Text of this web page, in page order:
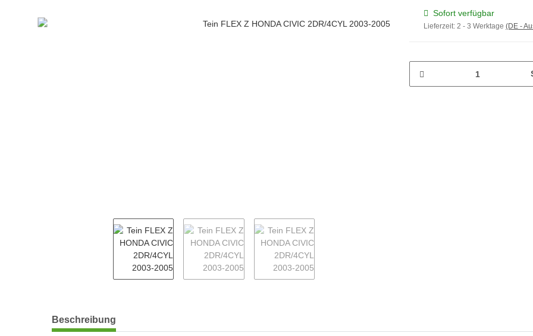
Sofort verfügbar
Lieferzeit: 2 - 3 Werktage (DE -
Beschreibung